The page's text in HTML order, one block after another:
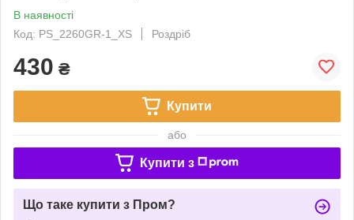
В наявності
Код: PS_2260GR-1_XS
Роздріб
430 ₴
Купити
або
Купити з
Що таке купити з Пром?